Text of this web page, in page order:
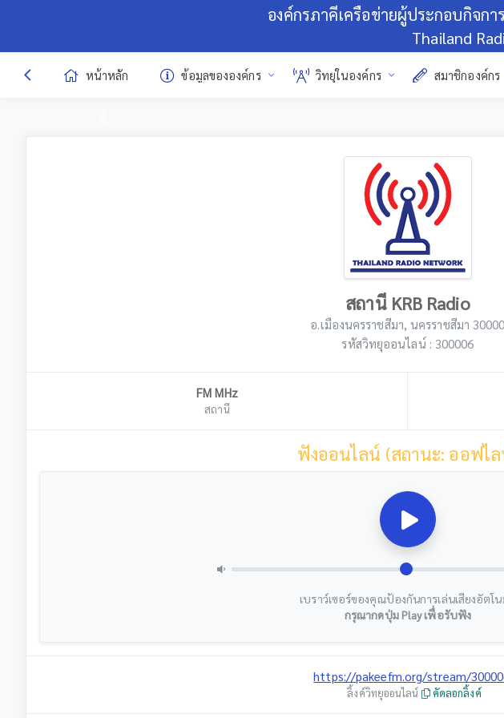
หน้าหลัก ข้อมูลขององค์กร วิทยุในองค์กร สมาชิกองค์กร
องค์กรภาคีเครือข่ายผู้ประกอบกิจก
Thailand
สถานี KRB Radio
อ.เมืองนครราชสีมา, นครราชสีมา 30000
รหัสวิทยุออนไลน์ : 300006
FM MHz
สถานี
ฟังออนไลน์ (สถานะ: ออฟไ
เบราว์เซอร์ของคุณป้องกันการเล่นเสียงอัตโ
กรุณากดปุ่ม Play เพื่อรับฟัง
https://pakeefm.org/stream/
ลิ้งค์วิทยุออนไลน์ คัดลอกลิ้งค์